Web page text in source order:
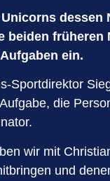
dessen
beiden früheren
ein.
Sportdirektor
die
wir mit
und